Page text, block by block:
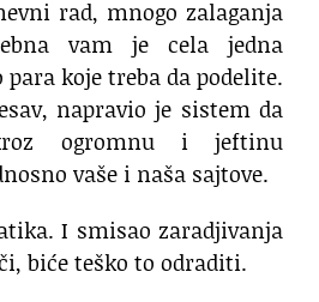
rad, mnogo zalaganja
vam je cela jedna
koje treba da podelite.
napravio je sistem da
ogromnu i jeftinu
vaše i naša sajtove.
I smisao zaradjivanja
biće teško to odraditi.